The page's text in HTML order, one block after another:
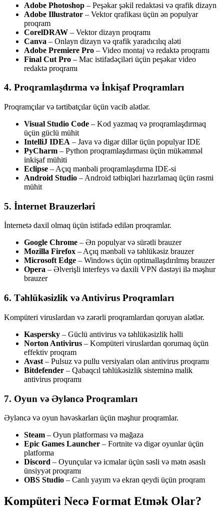
Adobe Photoshop – Peşəkar şəkil redaktəsi və qrafik dizayn
Adobe Illustrator – Vektor qrafikası üçün ən populyar
proqram
CorelDRAW – Vektor dizayn proqramı
Canva – Onlayn dizayn və qrafik yaradıcılıq aləti
Adobe Premiere Pro – Video montaj və redaktə proqramı
Final Cut Pro – Mac istifadəçiləri üçün peşəkar video
redaktə proqramı
4. Proqramlaşdırma və İnkişaf Proqramları
Proqramçılar və tərtibatçılar üçün vacib alətlər.
Visual Studio Code – Kod yazmaq və proqramlaşdırmaq
üçün güclü mühit
IntelliJ IDEA – Java və digər dillər üçün populyar IDE
PyCharm – Python proqramlaşdırması üçün mükəmməl
inkişaf mühiti
Eclipse – Açıq mənbəli proqramlaşdırma IDE-si
Android Studio – Android tətbiqləri hazırlamaq üçün rəsmi
mühit
5. İnternet Brauzerləri
İnternetə daxil olmaq üçün istifadə edilən proqramlar.
Google Chrome – Ən populyar və sürətli brauzer
Mozilla Firefox – Açıq mənbəli və təhlükəsiz brauzer
Microsoft Edge – Windows üçün optimallaşdırılmış brauzer
Opera – Əlverişli interfeys və daxili VPN dəstəyi ilə məşhur
brauzer
6. Təhlükəsizlik və Antivirus Proqramları
Kompüteri viruslardan və zərərli proqramlardan qoruyan alətlər.
Kaspersky – Güclü antivirus və təhlükəsizlik həlli
Norton Antivirus – Kompüteri viruslardan qorumaq üçün
effektiv proqram
Avast – Pulsuz və pullu versiyaları olan antivirus proqramı
Bitdefender – Qabaqcıl təhlükəsizlik sisteminə malik
antivirus proqramı
7. Oyun və Əyləncə Proqramları
Əyləncə və oyun həvəskarları üçün məşhur proqramlar.
Steam – Oyun platforması və mağaza
Epic Games Launcher – Fortnite və digər oyunlar üçün
platforma
Discord – Oyunçular və icmalar üçün səsli və mətn əsaslı
ünsiyyət proqramı
OBS Studio – Canlı yayım və ekran qeydi üçün proqram
Kompüteri Necə Format Etmək Olar?